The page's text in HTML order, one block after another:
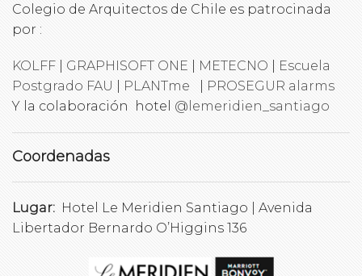
Colegio de Arquitectos de Chile es patrocinada
por :
KOLFF GRAPHISOFT ONE METECNO
Escuela
Postgrado FAU
PLANTme
PROSEGUR alarms
Y la colaboración hotel @lemeridien_santiago
Coordenadas
Lugar: Hotel Le Meridien Santiago | Avenida
Libertador Bernardo O’Higgins 136